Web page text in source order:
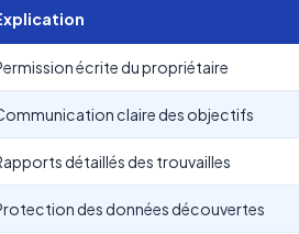
écrite du propriétaire
claire des objectifs
détaillés des trouvailles
des données découvertes